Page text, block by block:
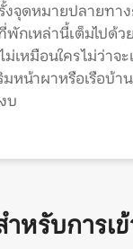
งจุดหมายปลายทา
กเหล่านี้เต็มไปด้ว
เหมือนใคร ไม่ว่าจะ
มหน้าผาหรือเรือบ้าน
บ
หรับการเ